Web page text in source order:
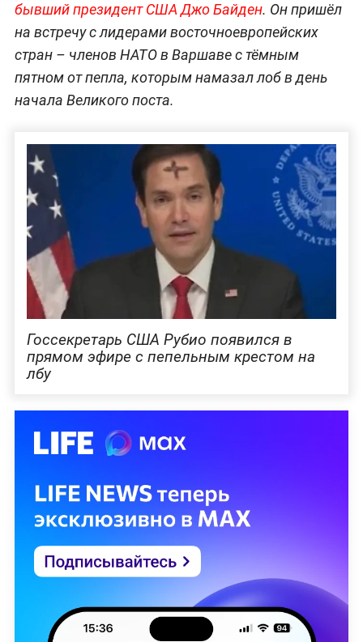
бывший президент США Джо Байден. Он пришёл
на встречу с лидерами восточноевропейских
стран – членов НАТО в Варшаве с тёмным
пятном от пепла, которым намазал лоб в день
начала Великого поста.
Госсекретарь США Рубио появился в
прямом эфире с пепельным крестом на
лбу